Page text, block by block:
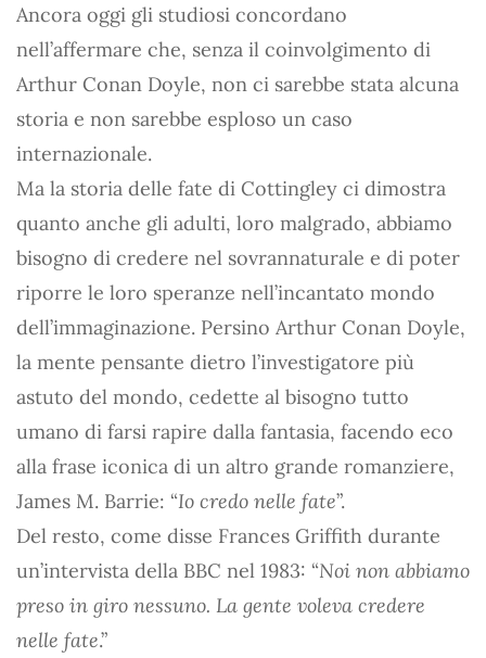
Ancora oggi gli studiosi concordano
nell’affermare che, senza il coinvolgimento di
Arthur Conan Doyle, non ci sarebbe stata alcuna
storia e non sarebbe esploso un caso
internazionale.
Ma la storia delle fate di Cottingley ci dimostra
quanto anche gli adulti, loro malgrado, abbiamo
bisogno di credere nel sovrannaturale e di poter
riporre le loro speranze nell’incantato mondo
dell’immaginazione. Persino Arthur Conan Doyle,
la mente pensante dietro l’investigatore più
astuto del mondo, cedette al bisogno tutto
umano di farsi rapire dalla fantasia, facendo eco
alla frase iconica di un altro grande romanziere,
James M. Barrie: “Io credo nelle fate”.
Del resto, come disse Frances Griffith durante
un’intervista della BBC nel 1983: “Noi non abbiamo
preso in giro nessuno. La gente voleva credere
nelle fate.”